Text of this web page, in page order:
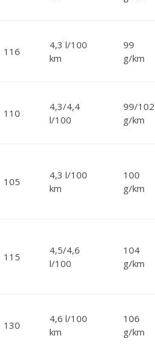
116
4,3 l/100
km
99
g/km
110
4,3/4,4
l/100
99/102
g/km
105
4,3 l/100
km
100
g/km
115
4,5/4,6
l/100
104
g/km
130
4,6 l/100
km
106
g/km